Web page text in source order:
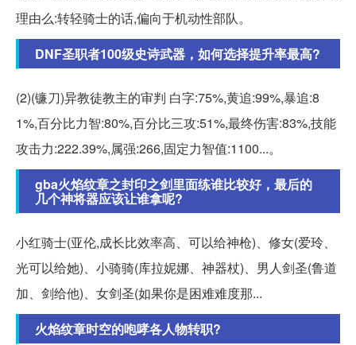
理由么:转轻骑士的话,偏向于机动性部队。
DNF圣职者100级史诗武器，如何选择提升率最高?
(2)(镰刀)异教徒教主的审判 白字:75%,黄追:99%,暴追:8
1%,百分比力智:80%,百分比三攻:51%,最终伤害:83%,技能
攻击力:222.39%,属强:266,固定力智值:1100...。
gba火焰纹章之封印之剑里面练谁比较好，最后的
几个神将器应该让谁拿呢?
小红骑士(亚伦,成长比效率高、可以给神枪)、修女(爱玲、
光可以给她)、小骑骑(库拉妮娜、神器杖)、男人剑圣(鲁道
加、剑给他)、女剑圣(如果你是困难难度那...
火焰纹章时空的咆哮各人物转职?